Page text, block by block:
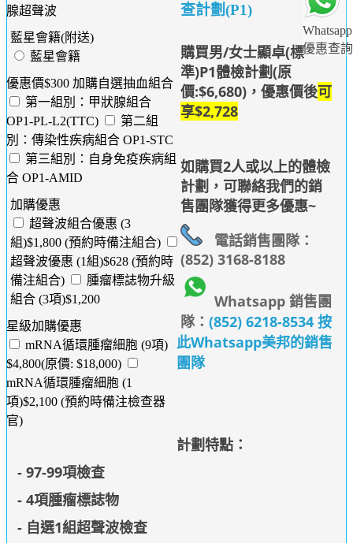
Whatsapp
優惠查詢
腺超聲波
藍星會籍(附送)
藍星會籍
優惠價$300 加購自選抽血組合
第一組別：甲狀腺組合
OP1-PL-L2(TTC)
第二組
別：傳染性疾病組合 OP1-STC
第三組別：自身免疫疾病組
合 OP1-AMID
加購優惠
超聲波組合優惠 (3
組)$1,800 (預約時備注組合)
超聲波優惠 (1組)$628 (預約時
備注組合)
腫瘤標誌物升級
組合 (3項)$1,200
星級加購優惠
mRNA循環腫瘤細胞 (9項)
$4,800(原價: $18,000)
mRNA循環腫瘤細胞 (1
項)$2,100 (預約時備注檢查器
官)
查計劃(P1)
購買男/女士顯卓(標
準)P1體檢計劃(原
價:$6,680)，優惠價後可
享$2,728
如購買2人或以上的體檢
計劃，可聯絡我們的銷
售團隊獲得更多優惠~
電話銷售團隊：
(852) 3168-8188
Whatsapp 銷售團
隊： (852) 6218-8534 按
此Whatsapp美邦的銷售
團隊
計劃特點：
- 97-99項檢查
- 4項腫瘤標誌物
- 自選1組超聲波檢查